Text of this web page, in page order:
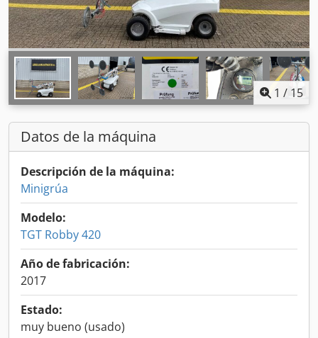
1 / 15
Datos de la máquina
Descripción de la máquina:
Minigrúa
Modelo:
TGT Robby 420
Año de fabricación:
2017
Estado:
muy bueno (usado)